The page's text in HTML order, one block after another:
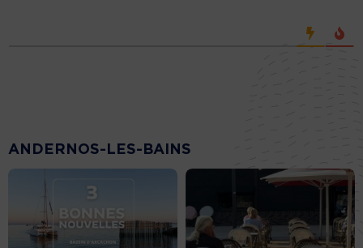
ANDERNOS-LES-BAINS